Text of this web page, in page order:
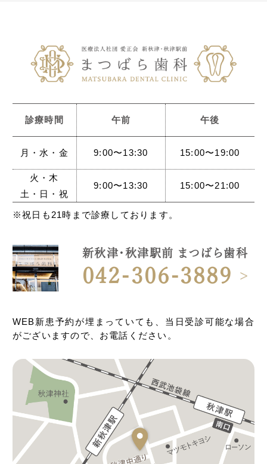
診療時間 午前 午後
月・水・金 9:00〜13:30 15:00〜19:00
火・木
土・日・祝
9:00〜13:30 15:00〜21:00
※祝日も21時まで診療しております。
新秋津・秋津駅前 まつばら歯科
042-306-3889
WEB新患予約が埋まっていても、当日受診可能な場合
がございますので、お電話ください。